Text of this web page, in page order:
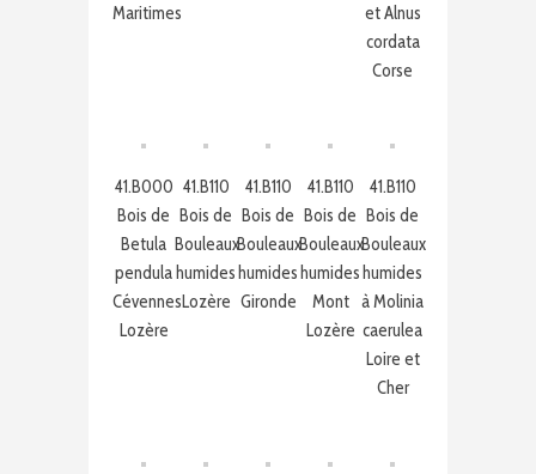
Maritimes
et Alnus
cordata
Corse
41.B000
Bois de
Betula
pendula
Cévennes
Lozère
41.B110
Bois de
Bouleaux
humides
Lozère
41.B110
Bois de
Bouleaux
humides
Gironde
41.B110
Bois de
Bouleaux
humides
Mont
Lozère
41.B110
Bois de
Bouleaux
humides
à Molinia
caerulea
Loire et
Cher